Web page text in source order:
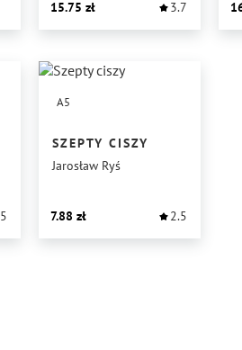
15.75 3.7
5
A5
SZEPTY CISZY
Jarosław Ryś
7.88 2.5